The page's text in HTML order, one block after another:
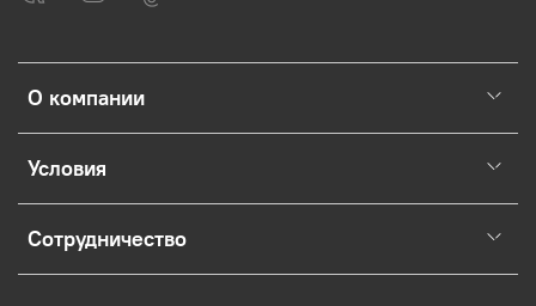
О компании
Условия
Сотрудничество